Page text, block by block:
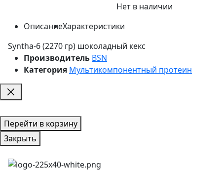
Нет в наличии
ОписаниеХарактеристики
Syntha-6 (2270 гр) шоколадный кекс
Производитель BSN
Категория Мультикомпонентный протеин
Перейти в корзину
Закрыть